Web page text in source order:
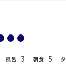
風呂 3 朝食 5